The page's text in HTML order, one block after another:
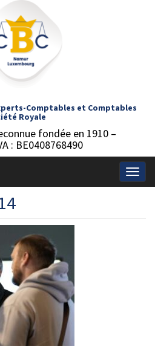
Comptables et Comptables
Royale
fondée en 1910 –
: BE0408768490